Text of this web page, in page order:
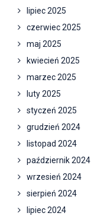
lipiec 2025
czerwiec 2025
maj 2025
kwiecień 2025
marzec 2025
luty 2025
styczeń 2025
grudzień 2024
listopad 2024
październik 2024
wrzesień 2024
sierpień 2024
lipiec 2024